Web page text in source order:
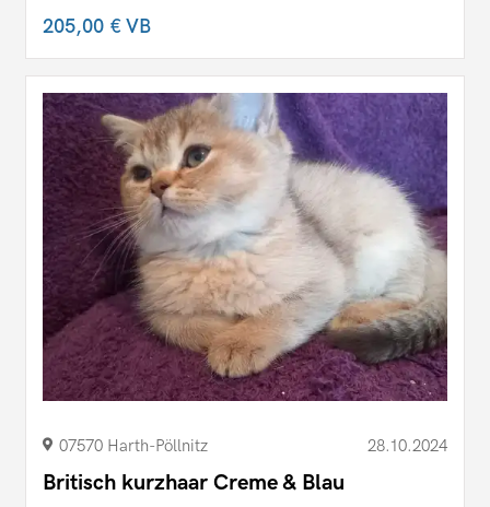
205,00 €VB
07570 Harth-Pöllnitz 28.10.2024
Britisch kurzhaar Creme & Blau